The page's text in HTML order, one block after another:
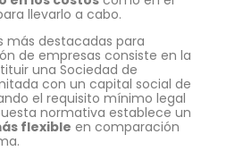
llevarlo a cabo.
más destacadas para
de empresas consiste en la
una Sociedad de
con un capital social de
el requisito mínimo legal
normativa establece un
flexible en comparación